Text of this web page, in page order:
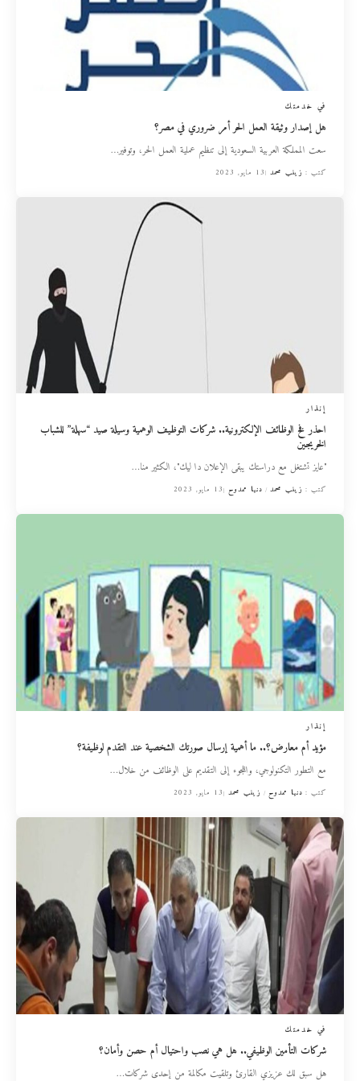
في خدمتك
هل إصدار وثيقة العمل الحر أمر ضروري في مصر؟
سعت المملكة العربية السعودية إلى تنظيم عملية العمل الحر، وتوفير…
كتب : زينب محمد 13 مايو, 2023
إنذار
احذر فخ الوظائف الإلكترونية.. شركات التوظيف الوهمية وسيلة صيد “سهلة” للشباب
الخريجين
"عايز تشتغل مع دراستك يبقى الإعلان دا ليك"، الكثير منا…
كتب : زينب محمد دنيا ممدوح 13 مايو, 2023
إنذار
مؤيد أم معارض؟.. ما أهمية إرسال صورتك الشخصية عند التقدم لوظيفة؟
مع التطور التكنولوجي، واللجوء إلى التقديم على الوظائف من خلال…
كتب : دنيا ممدوح زينب محمد 13 مايو, 2023
في خدمتك
شركات التأمين الوظيفي.. هل هي نصب واحتيال أم حصن وأمان؟
هل سبق لك عزيزي القارئ وتلقيت مكالمة من إحدى شركات…